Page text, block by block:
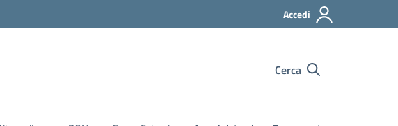
Accedi
Cerca